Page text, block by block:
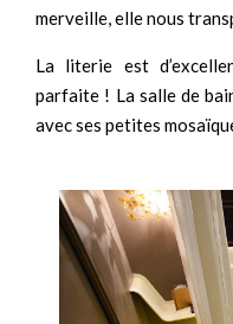
merveille, elle nous
La literie est
parfaite ! La salle de
avec ses petites